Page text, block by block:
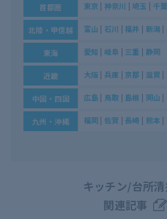
首都圏 東京 |神奈川 埼玉 千葉
北陸・甲信越 富山 石川 |福井 新潟|
東海 愛知 岐阜 三重 静岡
近畿 大阪| 兵庫 |京都 滋賀
中国・四国 広島| 鳥取 島根 岡山
九州・沖縄 福岡|佐賀 長崎 熊本
キッチン/台所清
関連記事